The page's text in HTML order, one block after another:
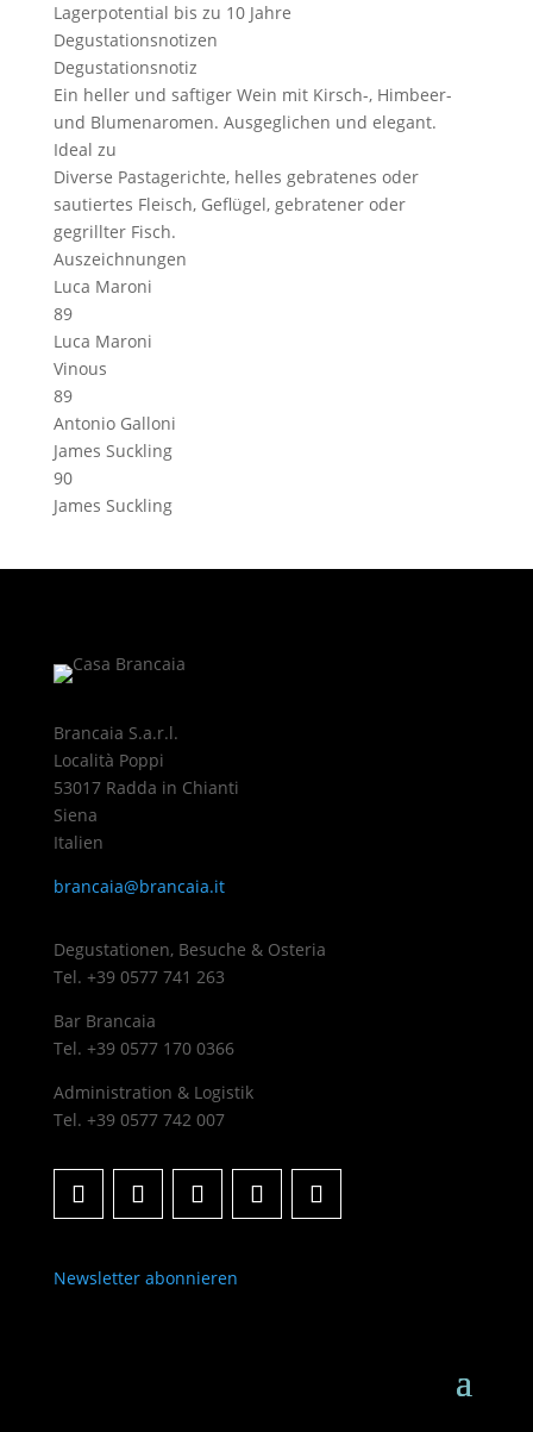
Lagerpotential bis zu 10 Jahre
Degustationsnotizen
Degustationsnotiz
Ein heller und saftiger Wein mit Kirsch-, Himbeer-
und Blumenaromen. Ausgeglichen und elegant.
Ideal zu
Diverse Pastagerichte, helles gebratenes oder
sautiertes Fleisch, Geflügel, gebratener oder
gegrillter Fisch.
Auszeichnungen
Luca Maroni
89
Luca Maroni
Vinous
89
Antonio Galloni
James Suckling
90
James Suckling
Brancaia S.a.r.l.
Località Poppi
53017 Radda in Chianti
Siena
Italien
brancaia@brancaia.it
Degustationen, Besuche & Osteria
Tel. +39 0577 741 263
Bar Brancaia
Tel. +39 0577 170 0366
Administration & Logistik
Tel. +39 0577 742 007
Newsletter abonnieren